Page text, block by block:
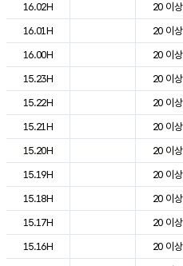
16.02H
20 이상
16.01H
20 이상
16.00H
20 이상
15.23H
20 이상
15.22H
20 이상
15.21H
20 이상
15.20H
20 이상
15.19H
20 이상
15.18H
20 이상
15.17H
20 이상
15.16H
20 이상